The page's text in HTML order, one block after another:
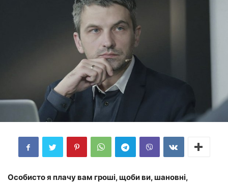
Особисто я плачу вам гроші, щоби ви, шановні,